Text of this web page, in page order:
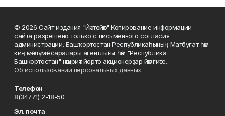
© 2026 Сайт издания "Йәнтөйәк" Копирование информации
сайта разрешено только с письменного согласия
администрации. Башҡортостан Республикаһының Матбуғат һәм
киң мәғлүмәт саралары агентлығы һәм "Республика
Башкортостан" нәшриәт йорто акционерҙар йәмғиәте.
Об использовании персональных данных
Телефон
8(34771) 2-18-50
Эл. почта